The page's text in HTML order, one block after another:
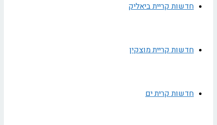
חדשות קריית ביאליק
חדשות קריית מוצקין
חדשות קרית ים